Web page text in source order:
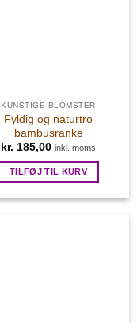
KUNSTIGE BLOMSTER
Fyldig og naturtro
bambusranke
kr. 185,00 inkl. moms
TILFØJ TIL KURV